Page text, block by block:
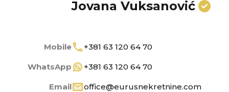
Jovana Vuksanović
Mobile +381 63 120 64 70
WhatsApp +381 63 120 64 70
Email office@eurusnekretnine.com